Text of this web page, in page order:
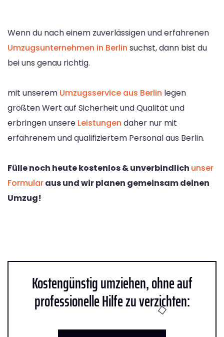
Wenn du nach einem zuverlässigen und erfahrenen
Umzugsunternehmen in Berlin suchst, dann bist du
bei uns genau richtig.
mit unserem Umzugsservice aus Berlin legen
größten Wert auf Sicherheit und Qualität und
erbringen unsere Leistungen daher nur mit
erfahrenem und qualifiziertem Personal aus Berlin.
Fülle noch heute kostenlos & unverbindlich unser
Formularaus und wir planen gemeinsam deinen
Umzug!
Kostengünstig umziehen, ohne auf
professionelle Hilfe zu verzichten: